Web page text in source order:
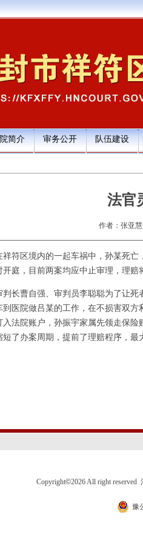
简介 审务公开 队伍建设
法官
作者：张亚慧
祥符区境内的一起车祸中，孙某死
庭，目前两案均应中止审理，理赔
判长曹自强、审判员李聪聪为了让
到医院做吕某的工作，在不损害双
入法院账户，孙振宇家属先领走保
了办案周期，提前了理赔程序，最
Copyright©2026 All right
豫